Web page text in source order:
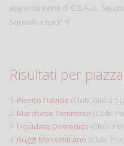
appuntamenti di C.S.A.In.
Squash a tutti” !!!
Risultati per
1. Picotto Davide (Club: Biella
2. Marchese Tommaso (Club:
3. Liquidato Domenico (Club:
4. Ruggi Massimiliano (Club: